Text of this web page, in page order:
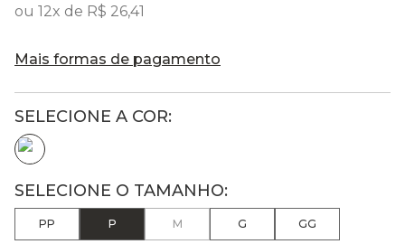
ou 12x de R$ 26,41
Mais formas de pagamento
PP P M G GG